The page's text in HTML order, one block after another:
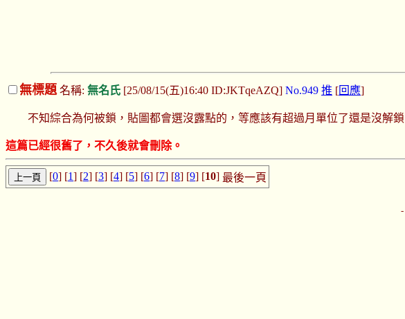
無標題 名稱: 無名氏 [25/08/15(五)16:40 ID:JKTqeAZQ] No.949 推 [回應]
不知綜合為何被鎖，貼圖都會選沒露點的，等應該有超過月單位了還是沒解鎖
這篇已經很舊了，不久後就會刪除。
[0] [1] [2] [3] [4] [5] [6] [7] [8] [9] [10] 最後一頁
-